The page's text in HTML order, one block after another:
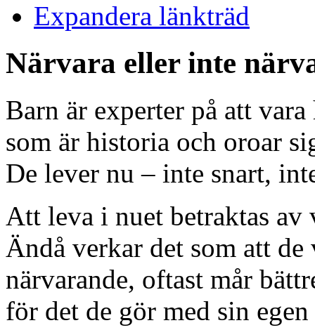
Expandera länkträd
Närvara eller inte
Barn är experter på att
som är historia och oroar
De lever nu – inte snart,
Att leva i nuet betraktas av
Ändå verkar det som att
närvarande, oftast mår
för det de gör med sin